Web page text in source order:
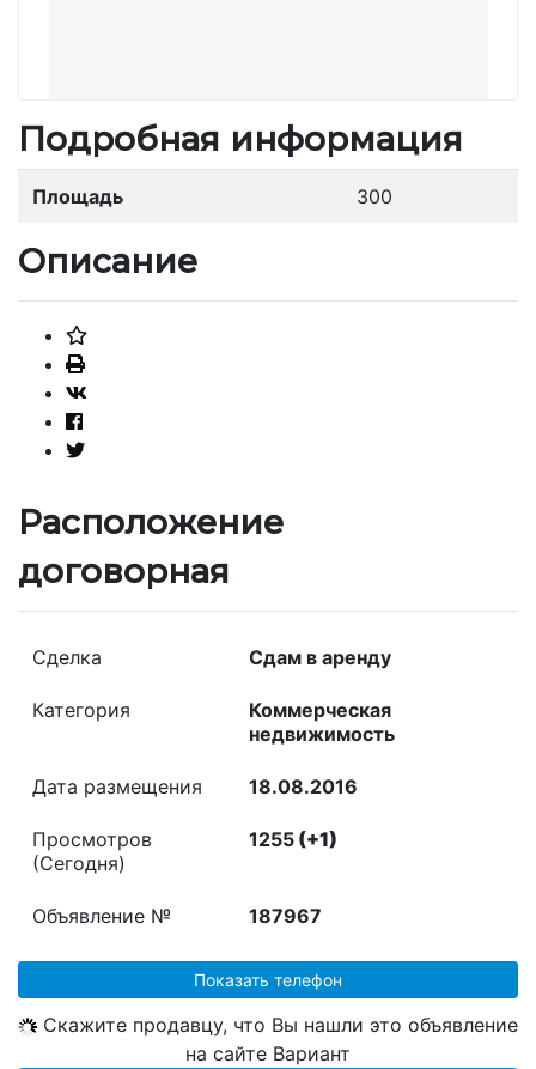
Подробная информация
Площадь 300
Описание
Расположение
договорная
Сделка Сдам в аренду
Категория
Коммерческая
недвижимость
Дата размещения 18.08.2016
Просмотров
(Сегодня)
1255 (+1)
Объявление № 187967
Показать телефон
Скажите продавцу, что Вы нашли это объявление
на сайте Вариант